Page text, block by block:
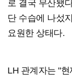
로 결국 무산됐
단 수습에 나섰
요원한 상태다.
LH 관계자는 "